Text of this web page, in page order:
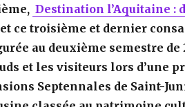
Destination l’Aquitaine :
ce troisième et dernier
au deuxième semestre
et les visiteurs lors d’une
Septennales de Saint-